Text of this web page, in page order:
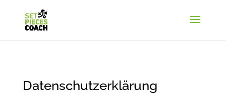
Datenschutzerklärung